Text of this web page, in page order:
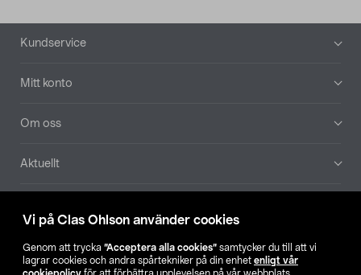
Vi på Clas Ohlson använder cookies
Genom att trycka ”Acceptera alla cookies” samtycker du till att vi
lagrar cookies och andra spårtekniker på din enhet enligt vår
Sidfot
Kundservice
Mitt konto
Om oss
Aktuellt
Hitta butik